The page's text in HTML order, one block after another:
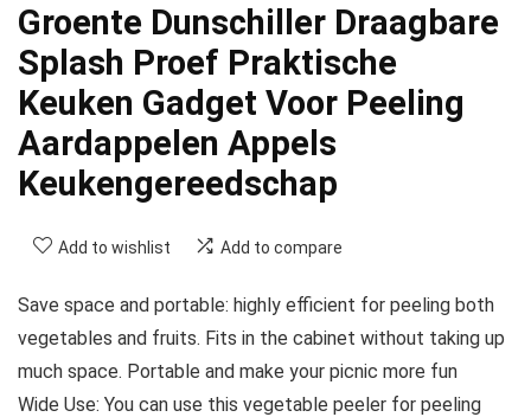
Groente Dunschiller Draagbare
Splash Proef Praktische
Keuken Gadget Voor Peeling
Aardappelen Appels
Keukengereedschap
Add to wishlist Add to compare
Save space and portable: highly efficient for peeling both
vegetables and fruits. Fits in the cabinet without taking up
much space. Portable and make your picnic more fun
Wide Use: You can use this vegetable peeler for peeling